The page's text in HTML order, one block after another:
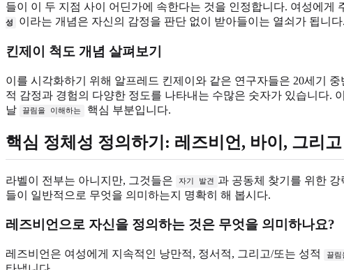
들이 이 두 지점 사이 어딘가에 속한다는 것을 인정합니다. 여성에
성
이라는 개념은 자신의 감정을 판단 없이 받아들이는 열쇠가 됩니다.
킨제이 척도 개념 살펴보기
이를 시각화하기 위해 알프레드 킨제이와 같은 연구자들은 20세기
적 감정과 경험의 다양한 정도를 나타내는 수많은 숫자가 있습니다.
날
끌림을 이해하는 핵심 부분입니다.
핵심 정체성 정의하기: 레즈비언, 바이, 그리
라벨이 전부는 아니지만, 그것들은 자기 발견 과 공동체 찾기를 위한
들이 일반적으로 무엇을 의미하는지 명확히 해 봅시다.
레즈비언으로 자신을 정의하는 것은 무엇을 의미하나요?
레즈비언은 여성에게 지속적인 낭만적, 정서적, 그리고/또는 성적 끌